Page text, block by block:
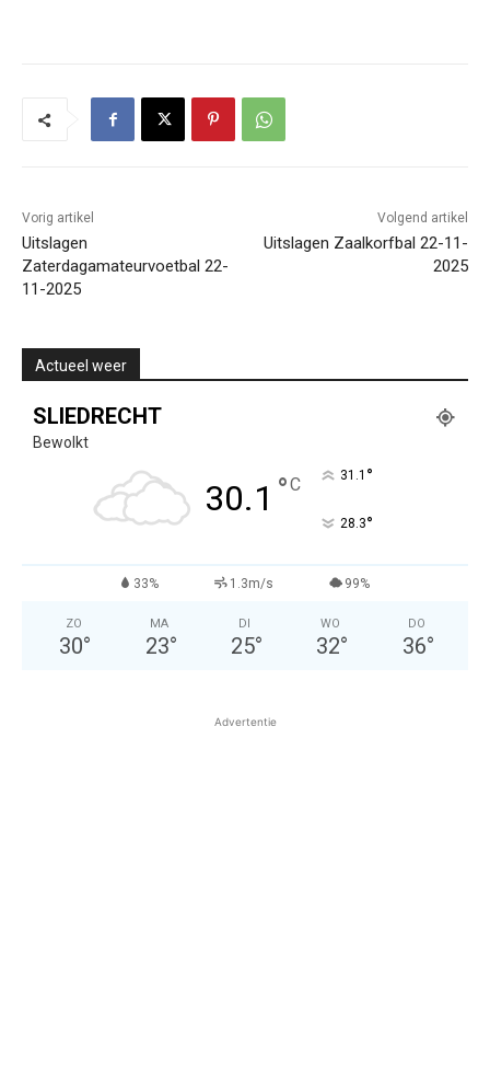
Vorig artikel
Uitslagen
Zaterdagamateurvoetbal 22-
11-2025
Volgend artikel
Uitslagen Zaalkorfbal 22-11-
2025
Actueel weer
SLIEDRECHT
Bewolkt
30.1 °C 31.1 °
28.3°
33% 1.3m/s 99%
ZO
30°
MA
23°
DI
25°
WO
32°
DO
36°
Advertentie